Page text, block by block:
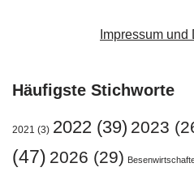
Impressum und
Häufigste Stichworte
2021 (3) 2022 (39) 2023
(47) 2026 (29)